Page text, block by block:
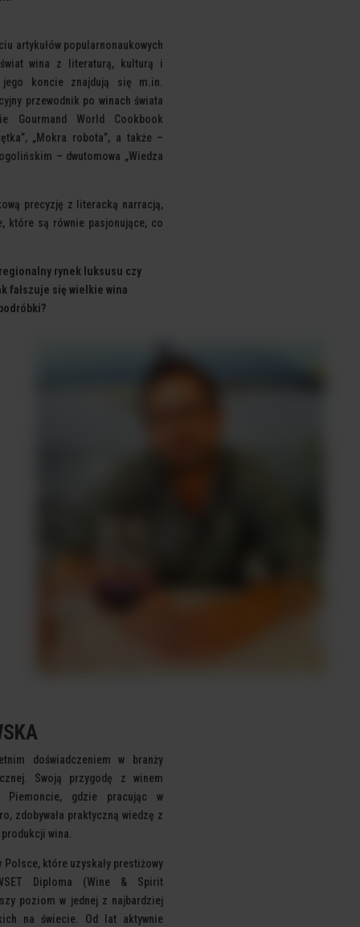
artykułów popularnonaukowych
wina z literaturą, kulturą i
koncie znajdują się m.in.
przewodnik po winach świata
Gourmand World Cookbook
„Mokra robota”, a także –
– dwutomowa „Wiedza
precyzję z literacką narracją,
które są równie pasjonujące, co
rynek luksusu czy
fałszuje się wielkie wina
doświadczeniem w branży
Swoją przygodę z winem
Piemoncie, gdzie pracując w
zdobywała praktyczną wiedzę z
wina.
które uzyskały prestiżowy
Diploma (Wine & Spirit
poziom w jednej z najbardziej
na świecie. Od lat aktywnie